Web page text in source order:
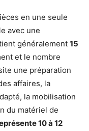
en une seule
avec une
généralement 15
et le nombre
une préparation
affaires, la
la mobilisation
du matériel de
10 à 12